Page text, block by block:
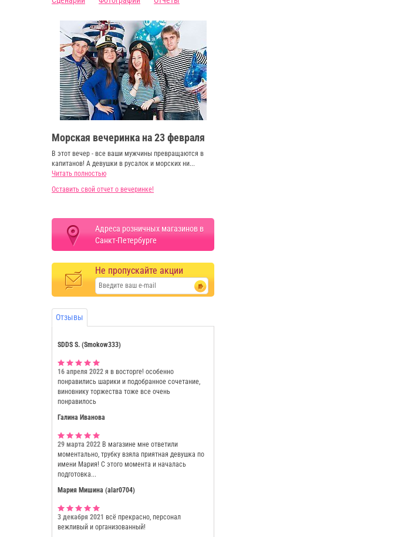
Морская вечеринка на 23 февраля
В этот вечер - все ваши мужчины превращаются в
капитанов! А девушки в русалок и морских ни...
Читать полностью
Оставить свой отчет о вечеринке!
Адреса розничных магазинов в
Санкт-Петербурге
Не пропускайте акции
Отзывы
SDDS S. (Smokow333)
16 апреля 2022 я в восторге! особенно
понравились шарики и подобранное сочетание,
виновнику торжества тоже все очень
понравилось
Галина Иванова
29 марта 2022 В магазине мне ответили
моментально, трубку взяла приятная девушка по
имени Мария! С этого момента и началась
подготовка...
Мария Мишина (alar0704)
3 декабря 2021 всё прекрасно, персонал
вежливый и организованный!